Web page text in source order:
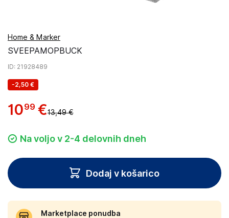
Home & Marker
SVEEPAMOPBUCK
ID: 21928489
-2,50 €
1099 €13,49 €
Na voljo v 2-4 delovnih dneh
Dodaj v košarico
Marketplace ponudba